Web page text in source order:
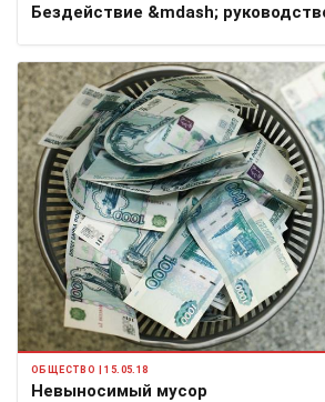
Бездействие &mdash;
ОБЩЕСТВО | 15.05.18
Невыносимый мусор